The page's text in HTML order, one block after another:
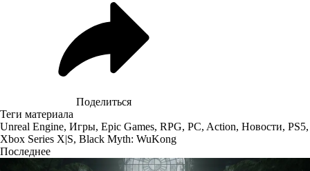
Поделиться
Теги материала
Unreal Engine, Игры, Epic Games, RPG, PC, Action, Новости, PS5,
Xbox Series X|S, Black Myth: WuKong
Последнее